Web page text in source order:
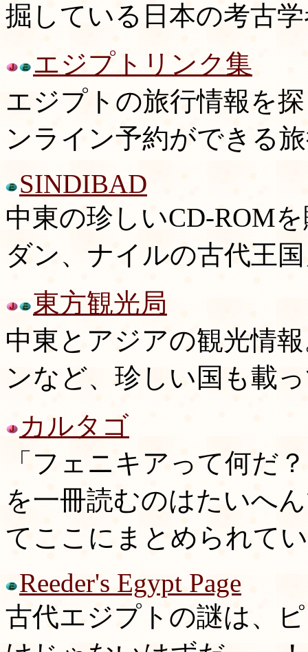
掘している日本の考古
エジプトリンク集
エジプトの旅行情報を
ンライン予約ができる
SINDIBAD
中東の珍しいCD-ROM
ダン、ナイルの古代王
東方観光局
中東とアジアの観光情
ンなど、珍しい国も載
カルタゴ
「フェニキアって何だ
を一冊読むのはたいへ
てここにまとめられて
Reeder's Egypt Page
古代エジプトの謎は、